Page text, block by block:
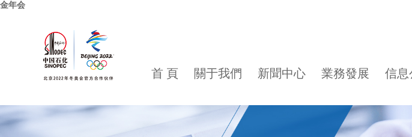
金年会
首 頁 關于我們 新聞中心 業務發展 信息